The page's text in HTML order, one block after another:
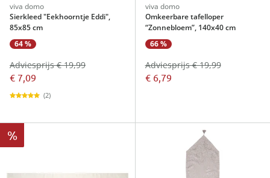
viva domo
Sierkleed "Eekhoorntje Eddi",
85x85 cm
64 %
€ 7,09
Adviesprijs € 19,99
(2)
viva domo
Omkeerbare tafelloper
“Zonnebloem”, 140x40 cm
66 %
€ 6,79
Adviesprijs € 19,99
%